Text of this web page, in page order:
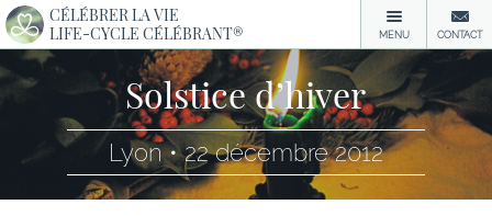
CÉLÉBRER LA VIE
LIFE-CYCLE CÉLÉBRANT®
CONTACT
MENU
Solstice d’hiver
Lyon • 22 décembre 2012